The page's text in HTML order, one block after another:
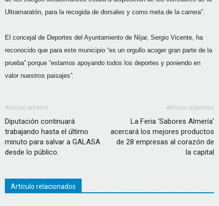
Ultramaratón, para la recogida de dorsales y como meta de la carrera”.
El concejal de Deportes del Ayuntamiento de Níjar, Sergio Vicente, ha
reconocido que para este municipio “es un orgullo acoger gran parte de la
prueba” porque “estamos apoyando todos los deportes y poniendo en
valor nuestros paisajes”.
Artículo anterior
Diputación continuará
trabajando hasta el último
minuto para salvar a GALASA
desde lo público.
Artículo siguiente
La Feria ‘Sabores Almería’
acercará los mejores productos
de 28 empresas al corazón de
la capital
Artículo relacionados